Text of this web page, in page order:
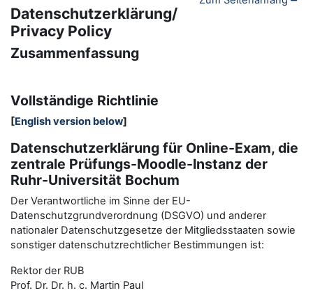
Datenschutzerklärung/
Privacy Policy
Zusammenfassung
Vollständige Richtlinie
[English version below]
Datenschutzerklärung für Online-Exam, die
zentrale Prüfungs-Moodle-Instanz der
Ruhr-Universität Bochum
Der Verantwortliche im Sinne der EU-
Datenschutzgrundverordnung (DSGVO) und anderer
nationaler Datenschutzgesetze der Mitgliedsstaaten sowie
sonstiger datenschutzrechtlicher Bestimmungen ist:
Rektor der RUB
Prof. Dr. Dr. h. c. Martin Paul